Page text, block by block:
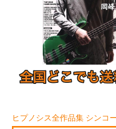
ヒプノシス全作品集 シンコ